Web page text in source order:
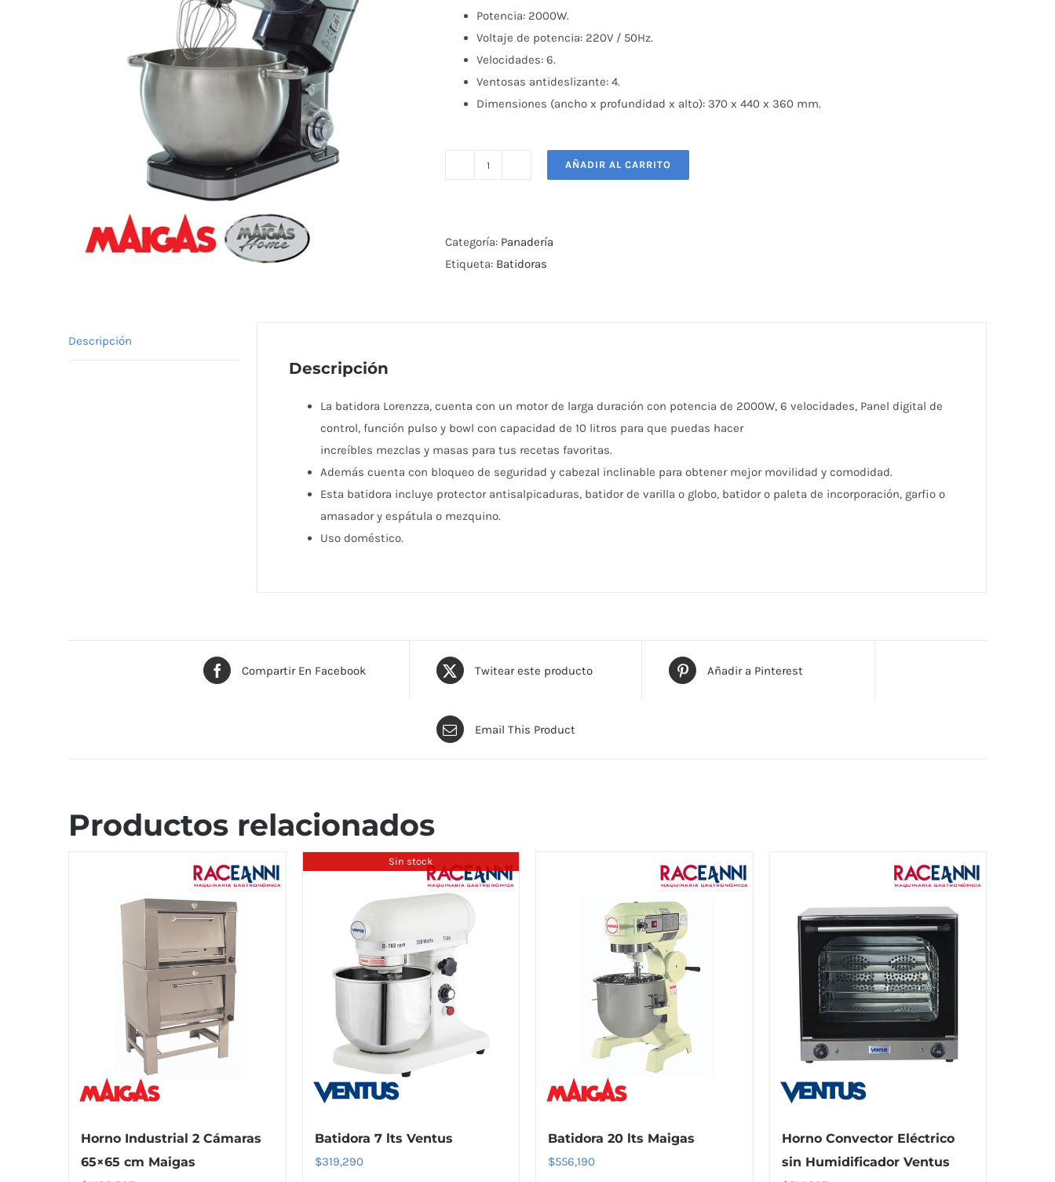
Potencia: 2000W.
Voltaje de potencia: 220V / 50Hz.
Velocidades: 6.
Ventosas antideslizante: 4.
Dimensiones (ancho x profundidad x alto): 370 x 440 x 360 mm.
Maigas
cantidad
AÑADIR AL CARRITO
Categoría: Panadería
Etiqueta: Batidoras
Descripción
Descripción
La batidora Lorenzza, cuenta con un motor de larga duración con potencia de 2000W, 6 velocidades, Panel digital de
control, función pulso y bowl con capacidad de 10 litros para que puedas hacer
increíbles mezclas y masas para tus recetas favoritas.
Además cuenta con bloqueo de seguridad y cabezal inclinable para obtener mejor movilidad y comodidad.
Esta batidora incluye protector antisalpicaduras, batidor de varilla o globo, batidor o paleta de incorporación, garfio o
amasador y espátula o mezquino.
Uso doméstico.
Compartir En Facebook Twitear este producto Añadir a Pinterest
Email This Product
Productos relacionados
Horno Industrial 2 Cámaras
65×65 cm Maigas
Sin stock
Batidora 7 lts Ventus
$319,290
Batidora 20 lts Maigas
$556,190
Horno Convector Eléctrico
sin Humidificador Ventus